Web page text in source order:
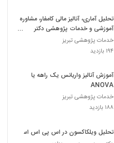
تحلیل آماری، آنالیز مالی کامفار، مشاوره
آموزشی و خدمات پژوهشی دکتر
شهنوازی
خدمات پژوهشی تبریز
۱۹۴ بازدید
آموزش آنالیز واریانس یک راهه یا
ANOVA
خدمات پژوهشی تبریز
۱۸۸ بازدید
تحلیل ویلکاکسون در اس پی اس اس